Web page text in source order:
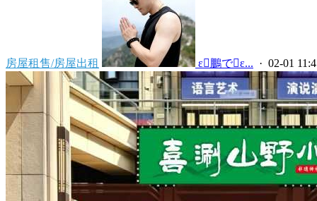
房屋租售/房屋出租  ε鵬でε... · 02-01